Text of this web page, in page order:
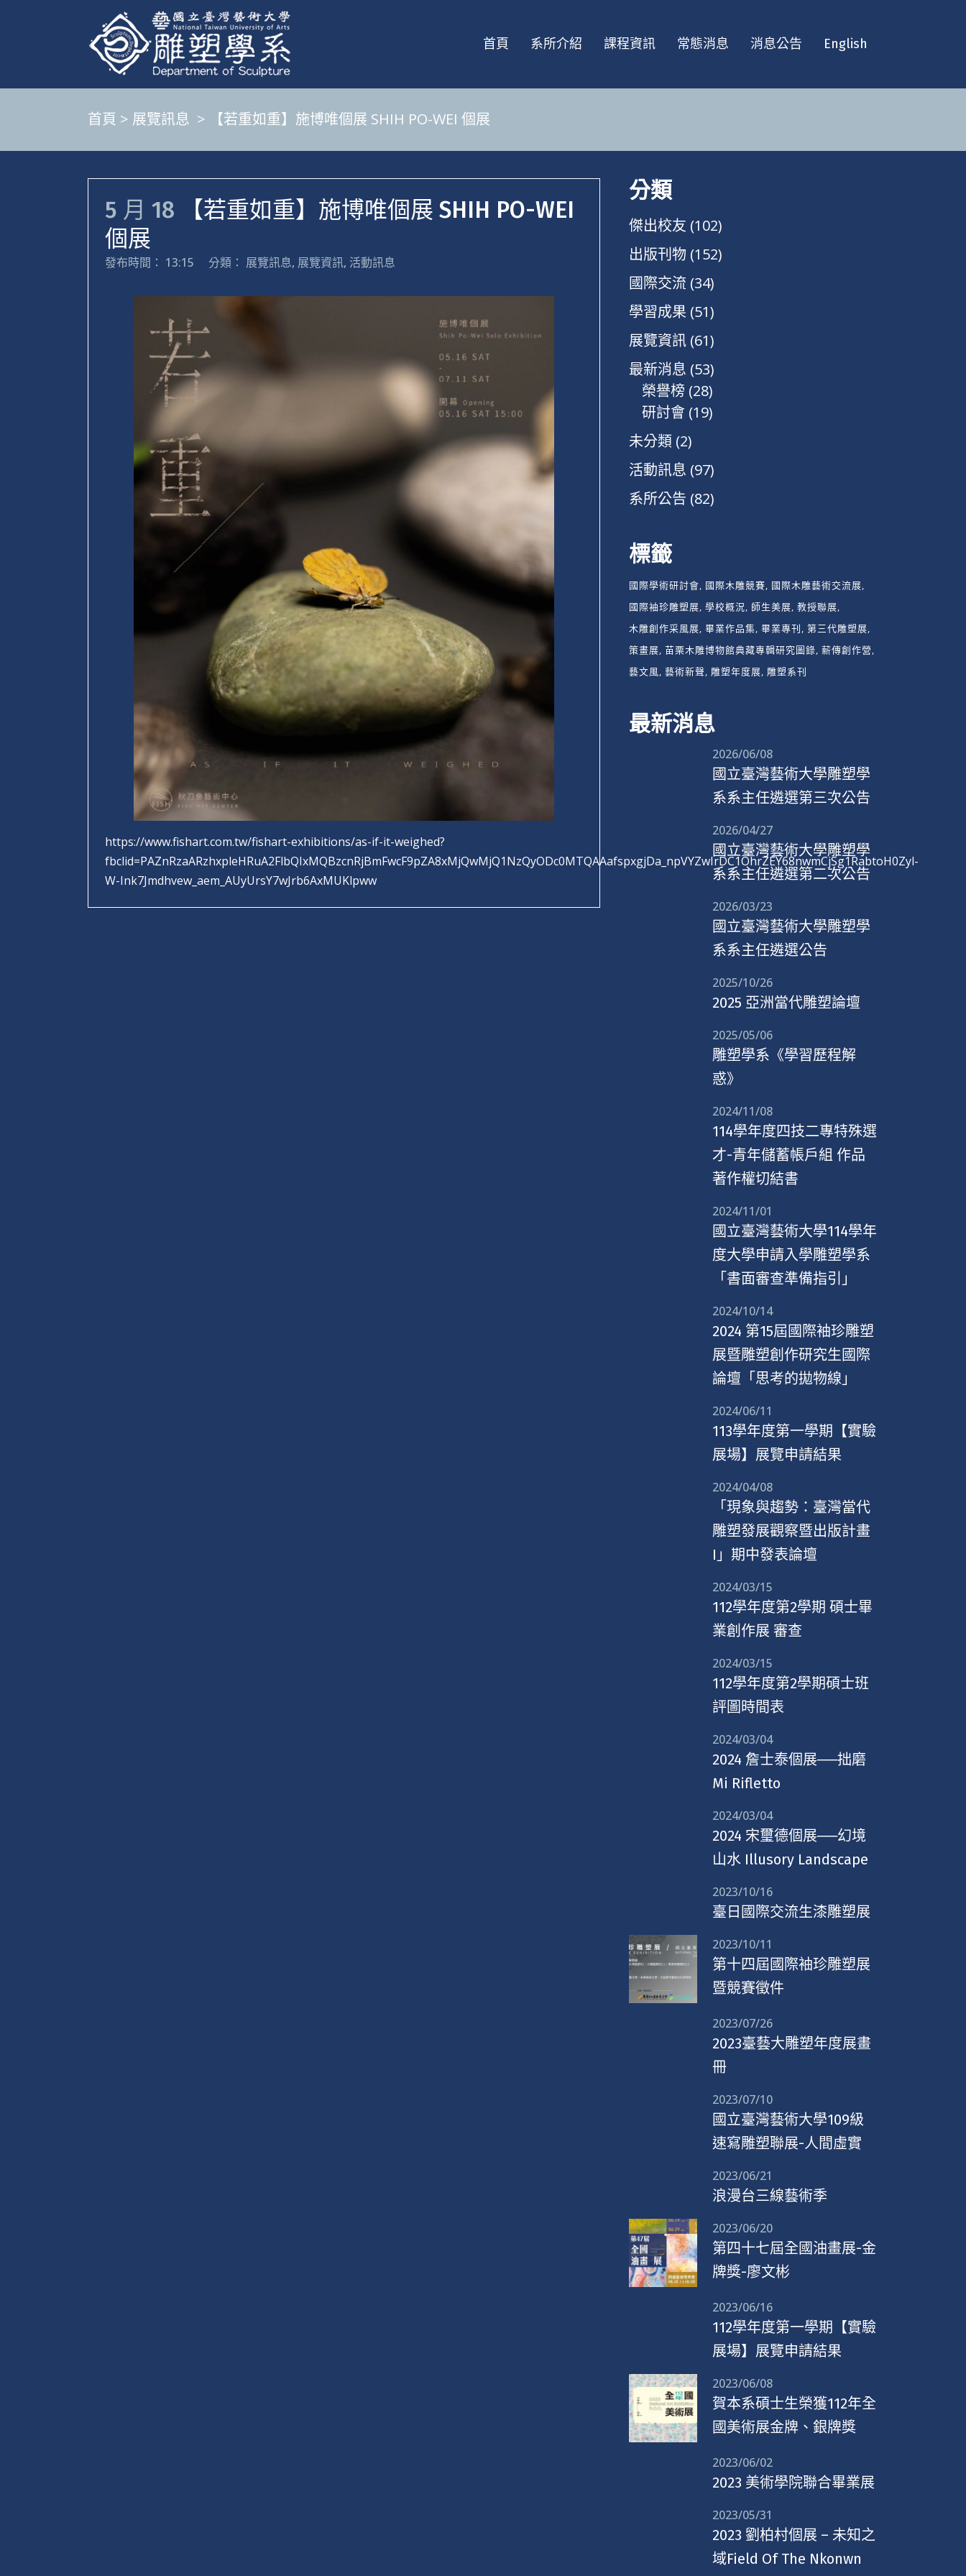
首頁 系所介紹 課程資訊 常態消息 消息公告 English
首頁 > 展覽訊息 > 【若重如重】施博唯個展 SHIH PO-WEI 個展
5 月 18 【若重如重】施博唯個展 SHIH PO-WEI
個展
發布時間： 13:15 分類： 展覽訊息, 展覽資訊, 活動訊息
https://www.fishart.com.tw/fishart-exhibitions/as-if-it-weighed?
fbclid=PAZnRzaARzhxpleHRuA2FlbQIxMQBzcnRjBmFwcF9pZA8xMjQwMjQ1NzQyODc0MTQAAafspxgjDa_npVYZwIrDC1OhrZEY68nwmCjSg1RabtoH0Zyl-
W-Ink7Jmdhvew_aem_AUyUrsY7wJrb6AxMUKlpww
分類
傑出校友 (102)
出版刊物 (152)
國際交流 (34)
學習成果 (51)
展覽資訊 (61)
最新消息 (53)
榮譽榜 (28)
研討會 (19)
未分類 (2)
活動訊息 (97)
系所公告 (82)
標籤
國際學術研討會 國際木雕競賽 國際木雕藝術交流展
國際袖珍雕塑展 學校概況 師生美展 教授聯展
木雕創作采風展 畢業作品集 畢業專刊 第三代雕塑展
策畫展 苗栗木雕博物館典藏專輯研究圖錄 薪傳創作營
藝文風 藝術新聲 雕塑年度展 雕塑系刊
最新消息
2026/06/08
國立臺灣藝術大學雕塑學
系系主任遴選第三次公告
2026/04/27
國立臺灣藝術大學雕塑學
系系主任遴選第二次公告
2026/03/23
國立臺灣藝術大學雕塑學
系系主任遴選公告
2025/10/26
2025 亞洲當代雕塑論壇
2025/05/06
雕塑學系《學習歷程解
惑》
2024/11/08
114學年度四技二專特殊選
才-青年儲蓄帳戶組 作品
著作權切結書
2024/11/01
國立臺灣藝術大學114學年
度大學申請入學雕塑學系
「書面審查準備指引」
2024/10/14
2024 第15屆國際袖珍雕塑
展暨雕塑創作研究生國際
論壇「思考的拋物線」
2024/06/11
113學年度第一學期【實驗
展場】展覽申請結果
2024/04/08
「現象與趨勢：臺灣當代
雕塑發展觀察暨出版計畫
I」期中發表論壇
2024/03/15
112學年度第2學期 碩士畢
業創作展 審查
2024/03/15
112學年度第2學期碩士班
評圖時間表
2024/03/04
2024 詹士泰個展──拙磨
Mi Rifletto
2024/03/04
2024 宋璽德個展──幻境
山水 Illusory Landscape
2023/10/16
臺日國際交流生漆雕塑展
2023/10/11
第十四屆國際袖珍雕塑展
暨競賽徵件
2023/07/26
2023臺藝大雕塑年度展畫
冊
2023/07/10
國立臺灣藝術大學109級
速寫雕塑聯展-人間虛實
2023/06/21
浪漫台三線藝術季
2023/06/20
第四十七屆全國油畫展-金
牌獎-廖文彬
2023/06/16
112學年度第一學期【實驗
展場】展覽申請結果
2023/06/08
賀本系碩士生榮獲112年全
國美術展金牌、銀牌獎
2023/06/02
2023 美術學院聯合畢業展
2023/05/31
2023 劉柏村個展 – 未知之
域Field Of The Nkonwn